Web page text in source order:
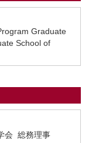
Graduate
School of
会 総務理事